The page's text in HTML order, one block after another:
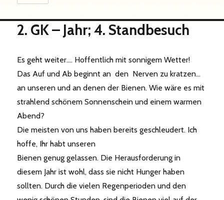
2. GK – Jahr; 4. Standbesuch
Es geht weiter…. Hoffentlich mit sonnigem Wetter!
Das Auf und Ab beginnt an den Nerven zu kratzen…
an unseren und an denen der Bienen. Wie wäre es mit
strahlend schönem Sonnenschein und einem warmen
Abend?
Die meisten von uns haben bereits geschleudert. Ich
hoffe, Ihr habt unseren
Bienen genug gelassen. Die Herausforderung in
diesem Jahr ist wohl, dass sie nicht Hunger haben
sollten. Durch die vielen Regenperioden und den